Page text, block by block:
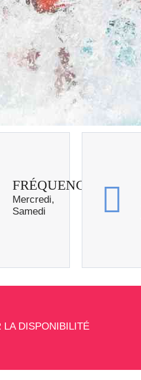
FRÉQUENCE
Mercredi,
Samedi
LA DISPONIBILITÉ